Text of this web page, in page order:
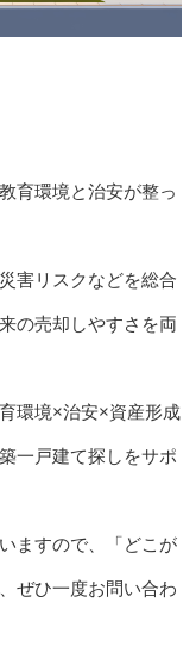
育環境と治安が整っ
害リスクなどを総合
の売却しやすさを両
環境×治安×資産形成
一戸建て探しをサポ
ますので、「どこが
ぜひ一度お問い合わ